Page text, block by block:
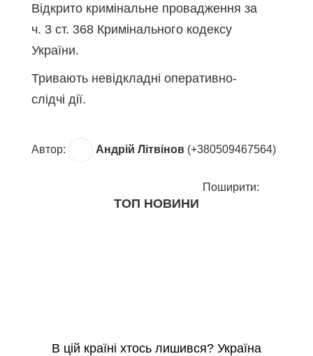
Відкрито кримінальне провадження за
ч. 3 ст. 368 Кримінального кодексу
України.
Тривають невідкладні оперативно-
слідчі дії.
Автор: Андрій Літвінов (+380509467564)
Поширити:
ТОП НОВИНИ
В цій країні хтось лишився? Україна